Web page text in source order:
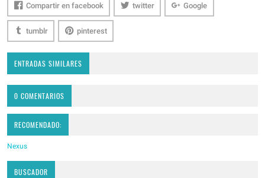
Compartir en facebook twitter Google
tumblr pinterest
ENTRADAS SIMILARES
0 COMENTARIOS
RECOMENDADO:
Nexus
BUSCADOR